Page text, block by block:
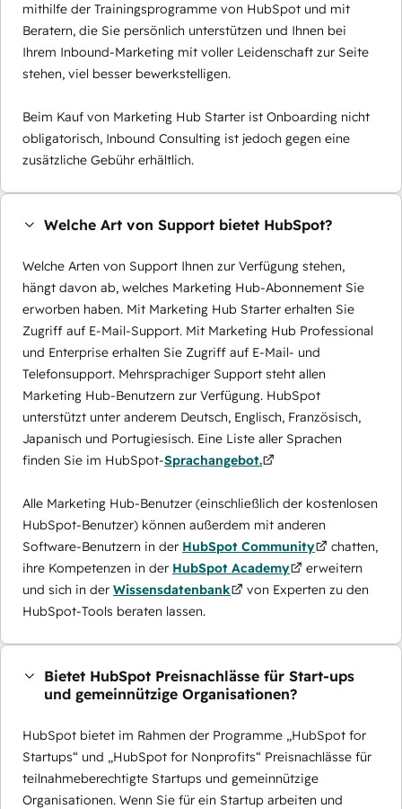
mithilfe der Trainingsprogramme von HubSpot und mit
Beratern, die Sie persönlich unterstützen und Ihnen bei
Ihrem Inbound-Marketing mit voller Leidenschaft zur Seite
stehen, viel besser bewerkstelligen.
Beim Kauf von Marketing Hub Starter ist Onboarding nicht
obligatorisch, Inbound Consulting ist jedoch gegen eine
zusätzliche Gebühr erhältlich.
Welche Art von Support bietet HubSpot?
Welche Arten von Support Ihnen zur Verfügung stehen,
hängt davon ab, welches Marketing Hub-Abonnement Sie
erworben haben. Mit Marketing Hub Starter erhalten Sie
Zugriff auf E-Mail-Support. Mit Marketing Hub Professional
und Enterprise erhalten Sie Zugriff auf E-Mail- und
Telefonsupport. Mehrsprachiger Support steht allen
Marketing Hub-Benutzern zur Verfügung. HubSpot
unterstützt unter anderem Deutsch, Englisch, Französisch,
Japanisch und Portugiesisch. Eine Liste aller Sprachen
finden Sie im HubSpot-Sprachangebot.
Alle Marketing Hub-Benutzer (einschließlich der kostenlosen
HubSpot-Benutzer) können außerdem mit anderen
Software-Benutzern in der HubSpot Community
chatten,
ihre Kompetenzen in der HubSpot Academy
erweitern
und sich in der Wissensdatenbank
von Experten zu den
HubSpot-Tools beraten lassen.
Bietet HubSpot Preisnachlässe für Start-ups
und gemeinnützige Organisationen?
HubSpot bietet im Rahmen der Programme „HubSpot for
Startups“ und „HubSpot for Nonprofits“ Preisnachlässe für
teilnahmeberechtigte Startups und gemeinnützige
Organisationen. Wenn Sie für ein Startup arbeiten und